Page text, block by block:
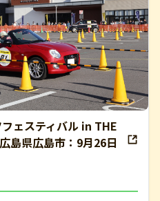
ェスティバル in THE
島県広島市：9月26日